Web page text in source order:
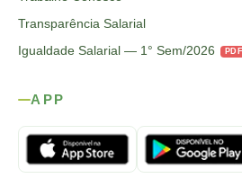
Transparência Salarial
Igualdade Salarial — 1° Sem/2026
PDF
APP